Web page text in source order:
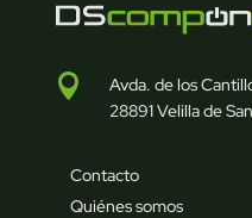

Avda. de los
28891 Velilla de
Contacto
Quiénes somos